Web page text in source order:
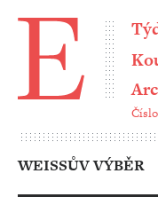
WEISSŮV VÝBĚR